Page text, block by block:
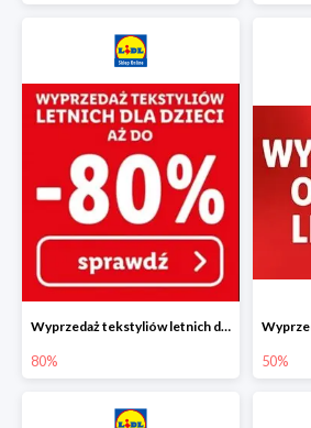
Wyprzedaż tekstyliów letnich dla dzieci w Lidlu Online do -80%
80% 50%